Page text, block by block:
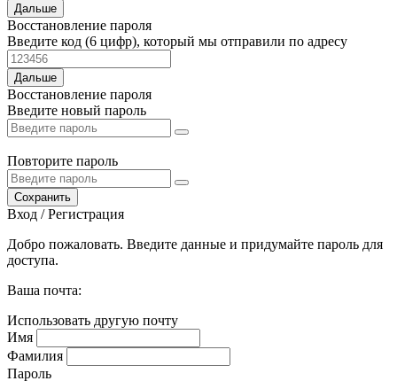
Дальше
Восстановление пароля
Введите код (6 цифр), который мы отправили по адресу
Дальше
Восстановление пароля
Введите новый пароль
Повторите пароль
Сохранить
Вход / Регистрация
Добро пожаловать. Введите данные и придумайте пароль для
доступа.
Ваша почта:
Использовать другую почту
Имя
Фамилия
Пароль